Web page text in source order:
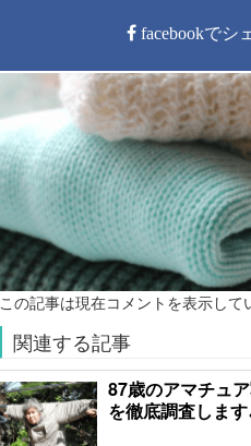
facebookでシ
この記事は現在コメントを表示して
関連する記事
87歳のアマチュ
を徹底調査しま